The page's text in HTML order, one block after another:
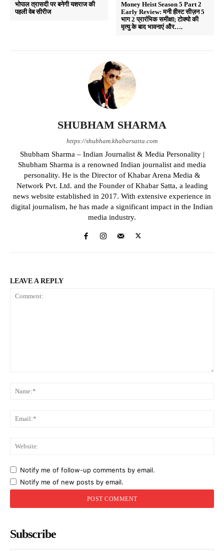
भोपाल त्रासदी पर बनेगी यशराज की
पहली वेब सीरीज
Money Heist Season 5 Part 2
Early Review: मनी हीस्ट सीज़न 5
भाग 2 प्रारंभिक समीक्षा; टोक्यो की
मृत्यु के बाद भावनाएं और….
SHUBHAM SHARMA
https://shubham.khabarsatta.com
Shubham Sharma – Indian Journalist & Media Personality |
Shubham Sharma is a renowned Indian journalist and media
personality. He is the Director of Khabar Arena Media &
Network Pvt. Ltd. and the Founder of Khabar Satta, a leading
news website established in 2017. With extensive experience in
digital journalism, he has made a significant impact in the Indian
media industry.
LEAVE A REPLY
Notify me of follow-up comments by email.
Notify me of new posts by email.
Subscribe